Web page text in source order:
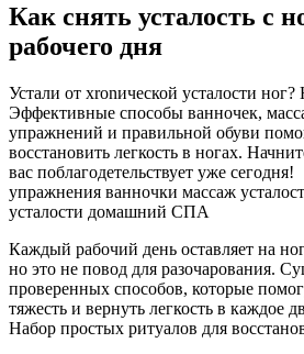
Как снять усталость с
рабочего дня
Устали от хronической усталости ног?
Эффективные способы ванночек,
упражнений и правильной обуви
восстановить легкость в ногах.
вас поблагодетельствует уже сегодня!
упражнения ванночки массаж
усталости домашний СПА
Каждый рабочий день оставляет на
но это не повод для разочарования.
проверенных способов, которые
тяжесть и вернуть легкость в каждое
Набор простых ритуалов для